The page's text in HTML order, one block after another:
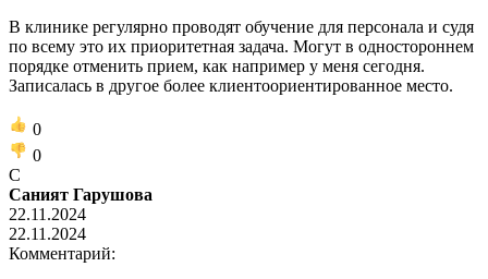
В клинике регулярно проводят обучение для персонала и судя
по всему это их приоритетная задача. Могут в одностороннем
порядке отменить прием, как например у меня сегодня.
Записалась в другое более клиентоориентированное место.
0
0
С
Саният Гарушова
22.11.2024
22.11.2024
Комментарий: